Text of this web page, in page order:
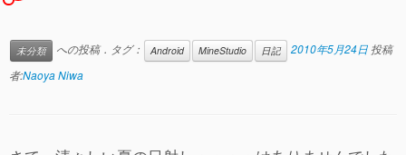
未分類 への投稿．タグ： Android MineStudio 日記 2010年5月24日 投稿
者:Naoya Niwa